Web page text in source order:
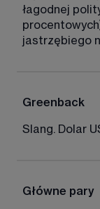
łagodnej
jastrzębiego
Greenback
Slang. Dolar
Główne pary